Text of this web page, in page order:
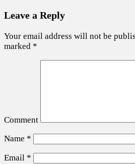
Leave a Reply
Your email address will not be
marked *
Comment
Name *
Email *